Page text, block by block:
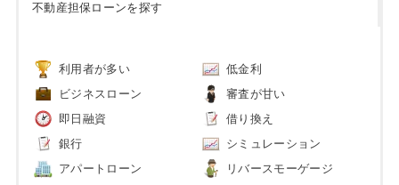
不動産担保ローンを探す
利用者が多い 低金利
ビジネスローン 審査が甘い
即日融資 借り換え
銀行 シミュレーション
アパートローン リバースモーゲージ